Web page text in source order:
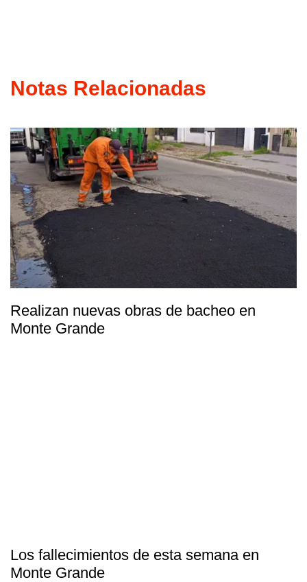
Notas Relacionadas
Realizan nuevas obras de bacheo en
Monte Grande
Los fallecimientos de esta semana en
Monte Grande